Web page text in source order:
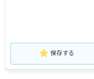
保存する